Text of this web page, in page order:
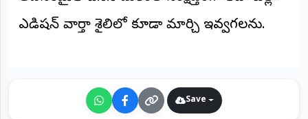
(Login)
ఎడిషన్ వార్తా శైలిలో కూడా మార్చి ఇవ్వగలను.
Save